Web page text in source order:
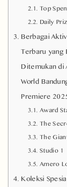
Top
Daily
Berbagai
Terbaru yang
Ditemukan di
World
Premiere
Award
The
The
Studio 1
Amero
Koleksi